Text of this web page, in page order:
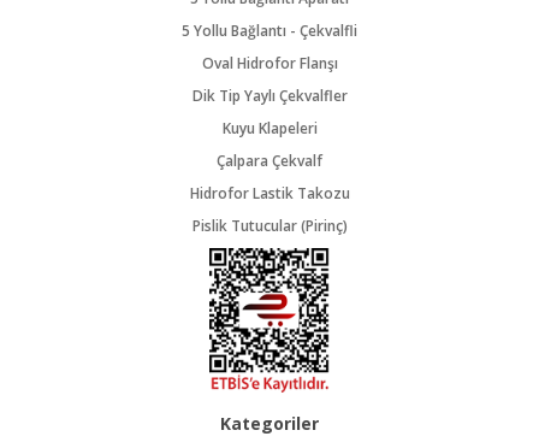
5 Yollu Bağlantı - Çekvalfli
Oval Hidrofor Flanşı
Dik Tip Yaylı Çekvalfler
Kuyu Klapeleri
Çalpara Çekvalf
Hidrofor Lastik Takozu
Pislik Tutucular (Pirinç)
Kategoriler